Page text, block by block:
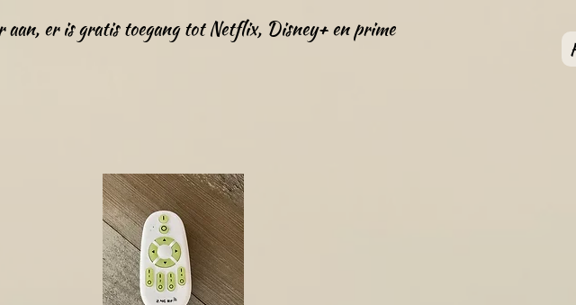
aan, er is gratis toegang tot Netflix, Disney+ en prime